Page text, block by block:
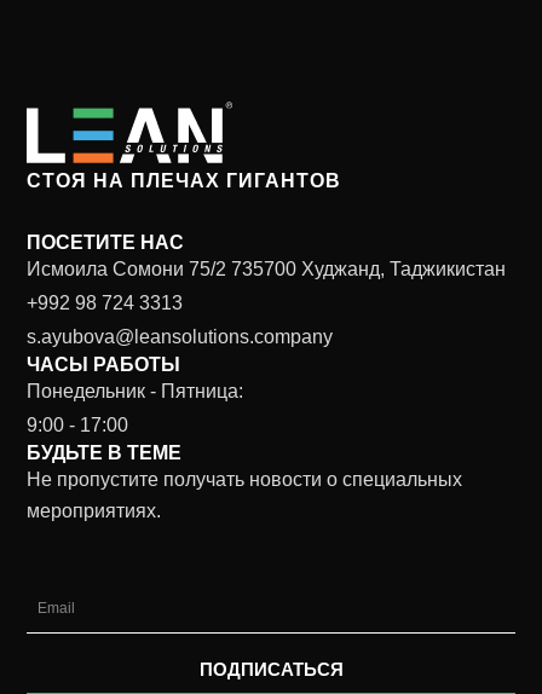
СТОЯ НА ПЛЕЧАХ ГИГАНТОВ
ПОСЕТИТЕ НАС
Исмоила Сомони 75/2 735700 Худжанд, Таджикистан
+992 98 724 3313
s.ayubova@leansolutions.company
ЧАСЫ РАБОТЫ
Понедельник - Пятница:
9:00 - 17:00
БУДЬТЕ В ТЕМЕ
Не пропустите получать новости о специальных
мероприятиях.
Email
ПОДПИСАТЬСЯ